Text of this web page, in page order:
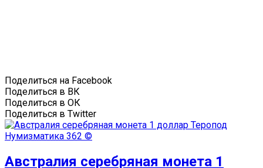
Поделиться на Facebook
Поделиться в ВК
Поделиться в ОК
Поделиться в Twitter
Нумизматика 362 ©
Австралия серебряная монета 1